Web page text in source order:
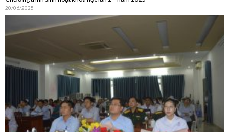
Chương trình sinh hoạt khoa học lần 2 – năm 2025